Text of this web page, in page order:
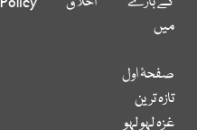
میں
صفحۂ اول
تازہ ترین
غزہ لہو لہو